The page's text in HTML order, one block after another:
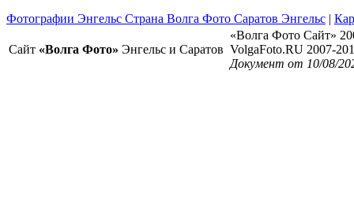
Фотографии Энгельс Страна Волга Фото Саратов Энгельс |
Сайт «Волга Фото» Энгельс и Саратов
«Волга Фото Сайт»
VolgaFoto.RU 2007-
Документ от 10/08/